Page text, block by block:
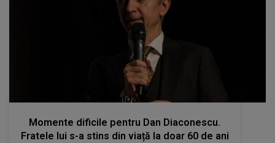
kanald2.ro
Momente dificile pentru Dan Diaconescu.
Fratele lui s-a stins din viață la doar 60 de ani